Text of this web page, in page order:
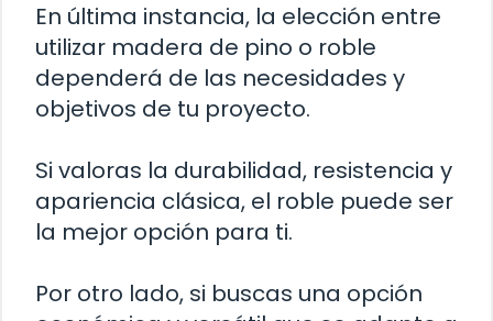
En última instancia, la elección entre
utilizar madera de pino o roble
dependerá de las necesidades y
objetivos de tu proyecto.
Si valoras la durabilidad, resistencia y
apariencia clásica, el roble puede ser
la mejor opción para ti.
Por otro lado, si buscas una opción